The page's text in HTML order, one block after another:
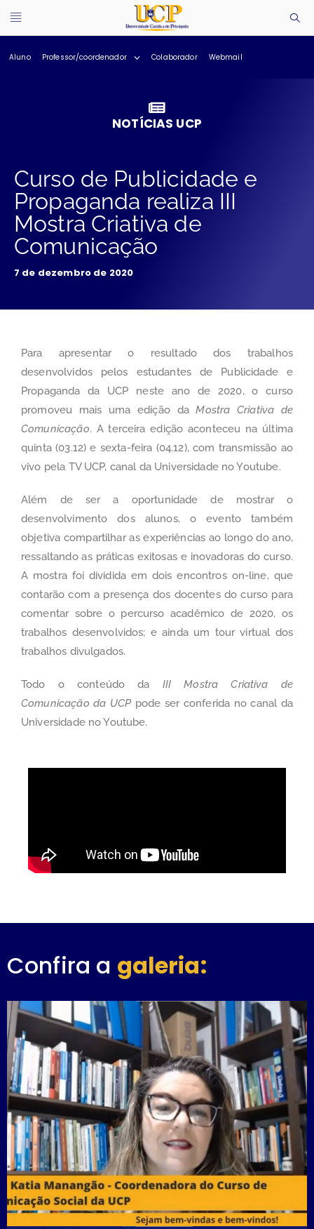
Aluno Professor/coordenador Colaborador Webmail
NOTÍCIAS UCP
Curso de Publicidade e
Propaganda realiza III
Mostra Criativa de
Comunicação
7 de dezembro de 2020
Para apresentar o resultado dos trabalhos
desenvolvidos pelos estudantes de Publicidade e
Propaganda da UCP neste ano de 2020, o curso
promoveu mais uma edição daMostra Criativa de
Comunicação. A terceira edição aconteceu na última
quinta (03.12) e sexta-feira (04.12), com transmissão ao
vivo pela TV UCP, canal da Universidade no Youtube.
Além de ser a oportunidade de mostrar o
desenvolvimento dos alunos, o evento também
objetiva compartilhar as experiências ao longo do ano,
ressaltando as práticas exitosas e inovadoras do curso.
A mostra foi dividida em dois encontros on-line, que
contarão com a presença dos docentes do curso para
comentar sobre o percurso acadêmico de 2020, os
trabalhos desenvolvidos; e ainda um tour virtual dos
trabalhos divulgados.
Todo o conteúdo da III Mostra Criativa de
Comunicação da UCP pode ser conferida no canal da
Universidade noYoutube.
Confira a galeria: